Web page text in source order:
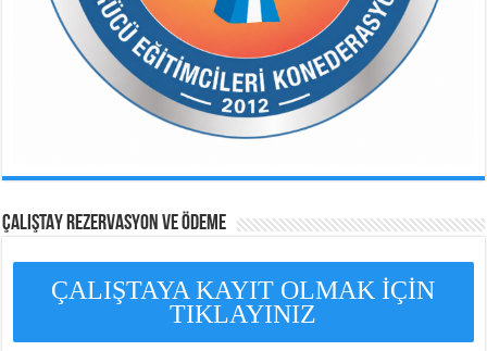
ÇALIŞTAY REZERVASYON VE ÖDEME
ÇALIŞTAYA KAYIT OLMAK İÇİN
TIKLAYINIZ